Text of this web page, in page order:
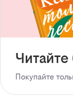
Покупайте